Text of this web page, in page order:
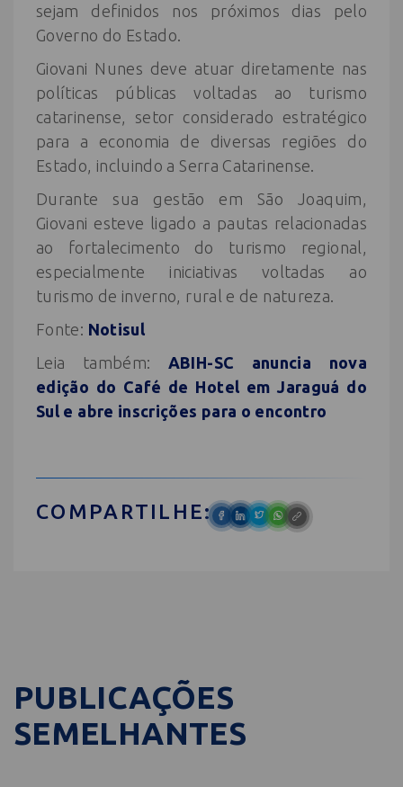
sejam definidos nos próximos dias pelo
Governo do Estado.
Giovani Nunes deve atuar diretamente nas
políticas públicas voltadas ao turismo
catarinense, setor considerado estratégico
para a economia de diversas regiões do
Estado, incluindo a Serra Catarinense.
Durante sua gestão em São Joaquim,
Giovani esteve ligado a pautas relacionadas
ao fortalecimento do turismo regional,
especialmente iniciativas voltadas ao
turismo de inverno, rural e de natureza.
Fonte: Notisul
Leia também: ABIH-SC anuncia nova
edição do Café de Hotel em Jaraguá do
Sul e abre inscrições para o encontro
COMPARTILHE:
PUBLICAÇÕES
SEMELHANTES